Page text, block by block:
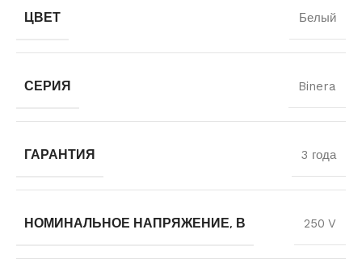
ЦВЕТ Белый
СЕРИЯ Binera
ГАРАНТИЯ 3 года
НОМИНАЛЬНОЕ НАПРЯЖЕНИЕ, В 250 V